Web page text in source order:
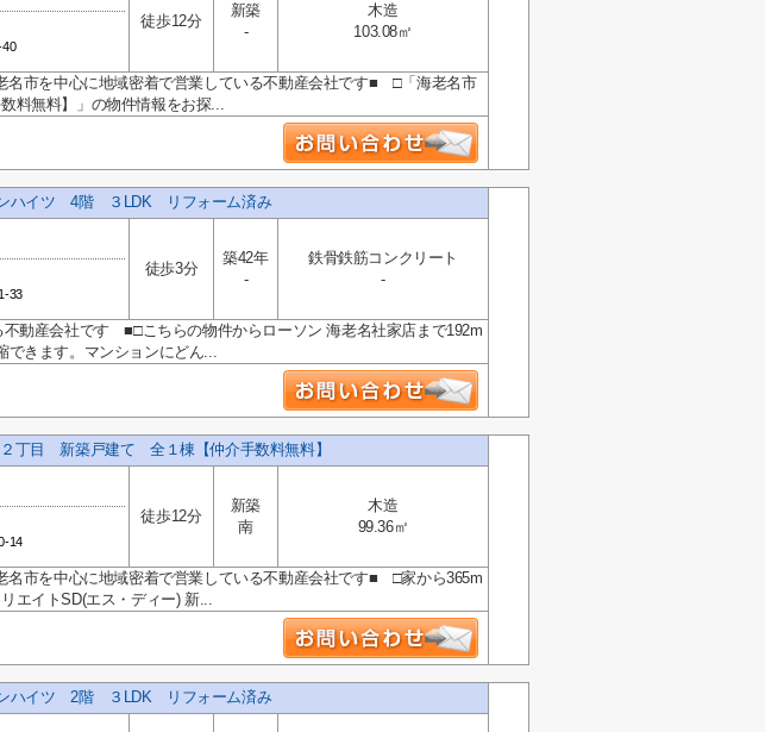
徒歩12分
新築
-
木造
103.08㎡
名市を中心に地域密着で営業している不動産会社です■ □「海老名市
無料】」の物件情報をお探...
ハイツ 4階 ３LDK リフォーム済み
33
徒歩3分
築42年
-
鉄骨鉄筋コンクリート
-
動産会社です ■□こちらの物件からローソン 海老名社家店まで192m
できます。マンションにどん...
丁目 新築戸建て 全１棟【仲介手数料無料】
14
徒歩12分
新築
南
木造
99.36㎡
名市を中心に地域密着で営業している不動産会社です■ □家から365m
エイトSD(エス・ディー) 新...
ハイツ 2階 ３LDK リフォーム済み